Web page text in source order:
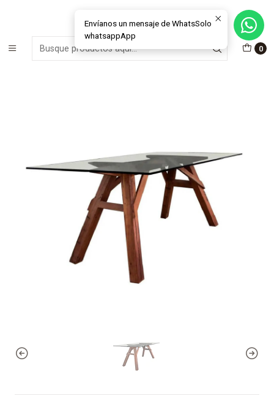
0
MÁS DE 15 AÑOS FABRICANDO E INSTALANDO SOLUCIONES DE
CRISTAL Y VENTANAS
Inicio Muebles & Deco
Mesa de comedor modelo Arquitecto
Envíanos un mensaje de WhatsSolo
whatsappApp